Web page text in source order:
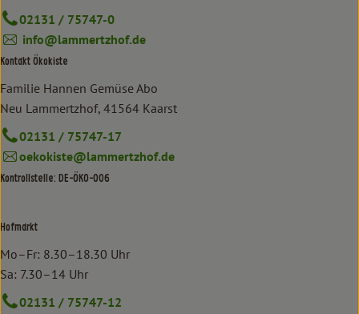
02131 / 75747-0
info@lammertzhof.de
Kontakt Ökokiste
Familie Hannen Gemüse Abo
Neu Lammertzhof, 41564 Kaarst
02131 / 75747-17
oekokiste@lammertzhof.de
Kontrollstelle: DE-ÖKO-006
Hofmarkt
Mo–Fr: 8.30–18.30 Uhr
Sa: 7.30–14 Uhr
02131 / 75747-12